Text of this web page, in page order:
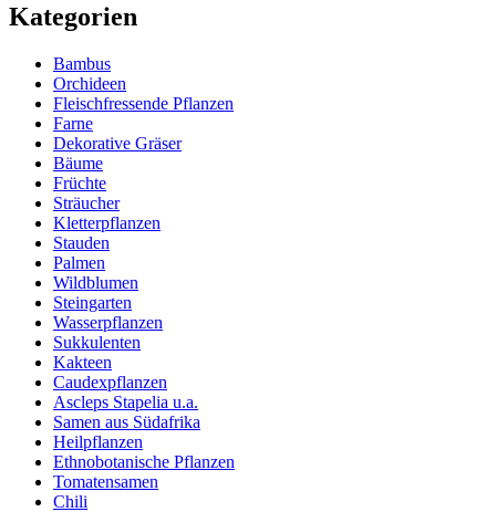
Kategorien
Bambus
Orchideen
Fleischfressende Pflanzen
Farne
Dekorative Gräser
Bäume
Früchte
Sträucher
Kletterpflanzen
Stauden
Palmen
Wildblumen
Steingarten
Wasserpflanzen
Sukkulenten
Kakteen
Caudexpflanzen
Ascleps Stapelia u.a.
Samen aus Südafrika
Heilpflanzen
Ethnobotanische Pflanzen
Tomatensamen
Chili